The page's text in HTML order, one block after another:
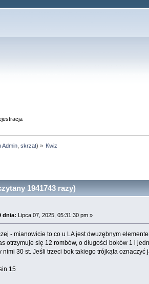
Admin, skrzat) » Kwiz
1941743 razy)
dnia: Lipca 07, 2025, 05:31:30 pm »
- mianowicie to co u LA jest dwuzębnym
otrzymuje się 12 rombów, o długości boków 1 i
nimi 30 st. Jeśli trzeci bok takiego trójkąta
15